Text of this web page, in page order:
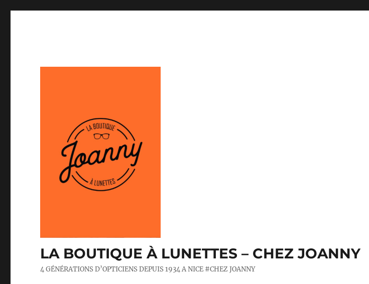
LA BOUTIQUE À LUNETTES – CHEZ JOANNY
4 GÉNÉRATIONS D’OPTICIENS DEPUIS 1934 A NICE #CHEZ JOANNY